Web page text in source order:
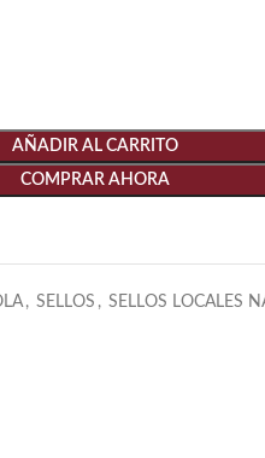
AÑADIR AL CARRITO
COMPRAR AHORA
, SELLOS , SELLOS LOCALES